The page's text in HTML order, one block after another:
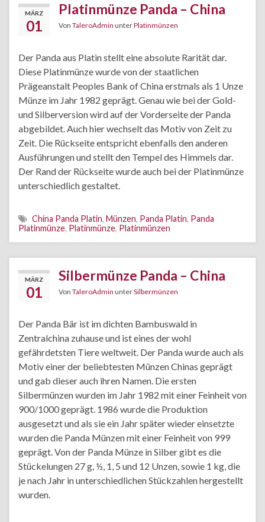
MÄRZ
01
Platinmünze Panda – China
Von TaleroAdmin unterPlatinmünzen
Der Panda aus Platin stellt eine absolute Rarität dar.
Diese Platinmünze wurde von der staatlichen
Prägeanstalt Peoples Bank of China erstmals als 1 Unze
Münze im Jahr 1982 geprägt. Genau wie bei der Gold-
und Silberversion wird auf der Vorderseite der Panda
abgebildet. Auch hier wechselt das Motiv von Zeit zu
Zeit. Die Rückseite entspricht ebenfalls den anderen
Ausführungen und stellt den Tempel des Himmels dar.
Der Rand der Rückseite wurde auch bei der Platinmünze
unterschiedlich gestaltet.
China Panda Platin, Münzen, Panda Platin, Panda
Platinmünze, Platinmünze, Platinmünzen
MÄRZ
01
Silbermünze Panda – China
Von TaleroAdmin unterSilbermünzen
Der Panda Bär ist im dichten Bambuswald in
Zentralchina zuhause und ist eines der wohl
gefährdetsten Tiere weltweit. Der Panda wurde auch als
Motiv einer der beliebtesten Münzen Chinas geprägt
und gab dieser auch ihren Namen. Die ersten
Silbermünzen wurden im Jahr 1982 mit einer Feinheit von
900/1000 geprägt. 1986 wurde die Produktion
ausgesetzt und als sie ein Jahr später wieder einsetzte
wurden die Panda Münzen mit einer Feinheit von 999
geprägt. Von der Panda Münze in Silber gibt es die
Stückelungen 27 g, ½, 1, 5 und 12 Unzen, sowie 1 kg, die
je nach Jahr in unterschiedlichen Stückzahlen hergestellt
wurden.